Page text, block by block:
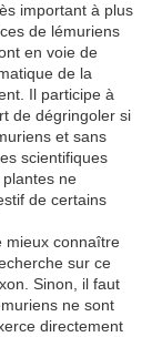
important à plus
de lémuriens
en voie de
de la
Il participe à
de dégringoler si
et sans
scientifiques
ne
de certains
mieux connaître
sur ce
Sinon, il faut
ne sont
directement